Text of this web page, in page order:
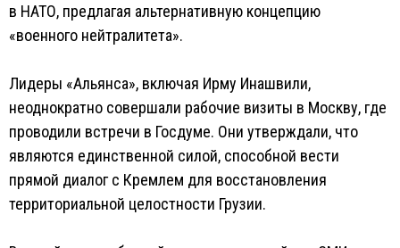
в НАТО, предлагая альтернативную концепцию
«военного нейтралитета».
Лидеры «Альянса», включая Ирму Инашвили,
неоднократно совершали рабочие визиты в Москву, где
проводили встречи в Госдуме. Они утверждали, что
являются единственной силой, способной вести
прямой диалог с Кремлем для восстановления
территориальной целостности Грузии.